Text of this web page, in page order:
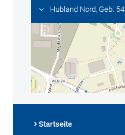
Hubland Nord, Geb. 54
Startseite